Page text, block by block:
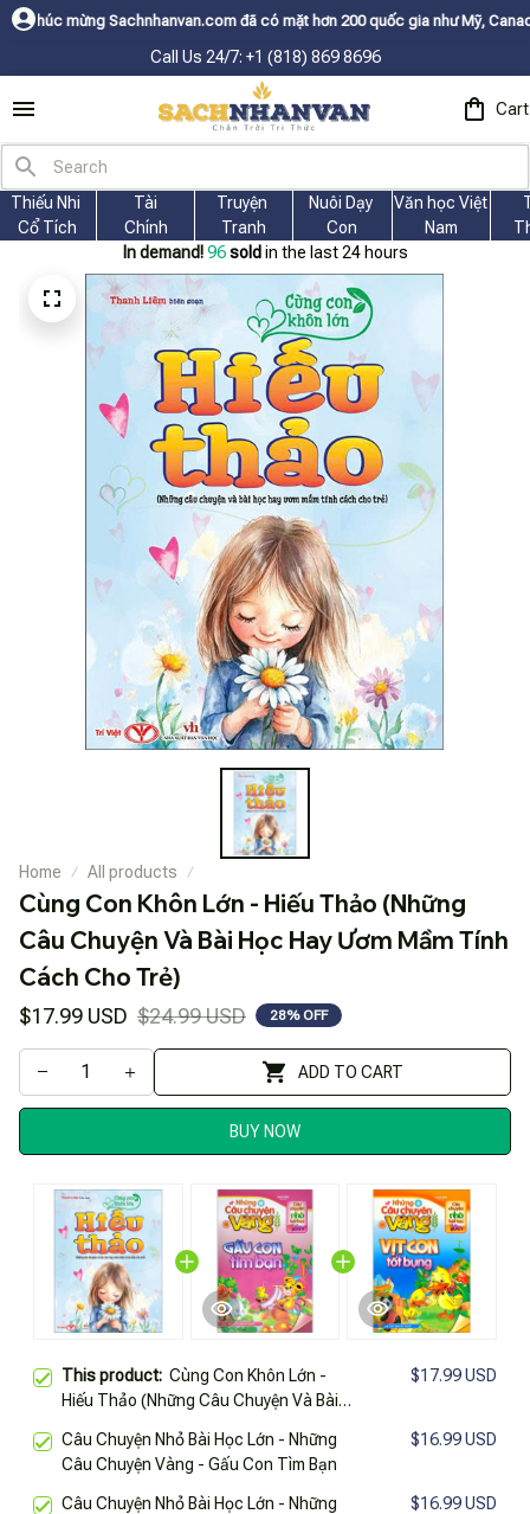
đã có mặt hơn 200 quốc gia như Mỹ, Canada, Úc, Nhật, Hàn,
Call Us 24/7: +1 (818) 869 8696
Cart
Thiếu Nhi
Cổ Tích
Tài
Chính
Truyện
Tranh
Nuôi Dạy
Con
Văn học Việt
Nam
In demand! 96 sold in the last 24 hours
Home All products
Cùng Con Khôn Lớn - Hiếu Thảo (Những
Câu Chuyện Và Bài Học Hay Ươm Mầm Tính
Cách Cho Trẻ)
$17.99 USD $24.99 USD 28% OFF
ADD TO CART
BUY NOW
This product: Cùng Con Khôn Lớn -
Hiếu Thảo (Những Câu Chuyện Và Bài
$17.99 USD
Câu Chuyện Nhỏ Bài Học Lớn - Những
Câu Chuyện Vàng - Gấu Con Tìm Bạn
$16.99 USD
Câu Chuyện Nhỏ Bài Học Lớn - Những
$16.99 USD